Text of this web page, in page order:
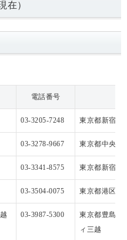
在）
電話番号
03-3205-7248 東京都新宿区
03-3278-9667 東京都中央区
03-3341-8575 東京都新宿区
03-3504-0075 東京都港区新
03-3987-5300
東京都豊島区
ィ三越